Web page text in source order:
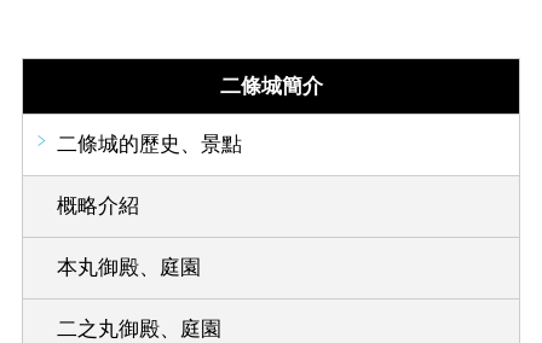
二條城簡介
二條城的歷史、景點
概略介紹
本丸御殿、庭園
二之丸御殿、庭園